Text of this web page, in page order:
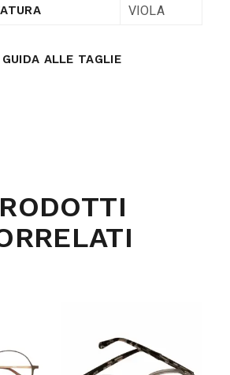
VIOLA
GUIDA ALLE TAGLIE